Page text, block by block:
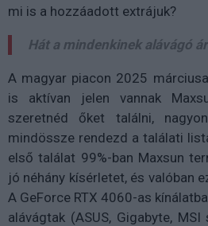
mi is a hozzáadott extrájuk?
Hát a mindenkinek alávágó
A magyar piacon 2025
is aktívan jelen vannak
szeretnéd őket találni,
mindössze rendezd a találati
első találat 99%-ban Maxsun
jó néhány kísérletet, és valóban
A GeForce RTX 4060-as
alávágtak (ASUS, Gigabyte,